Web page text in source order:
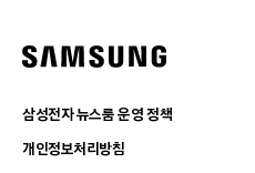
삼성전자 뉴스룸 운영 정책
개인정보처리방침